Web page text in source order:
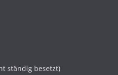
ständig besetzt)